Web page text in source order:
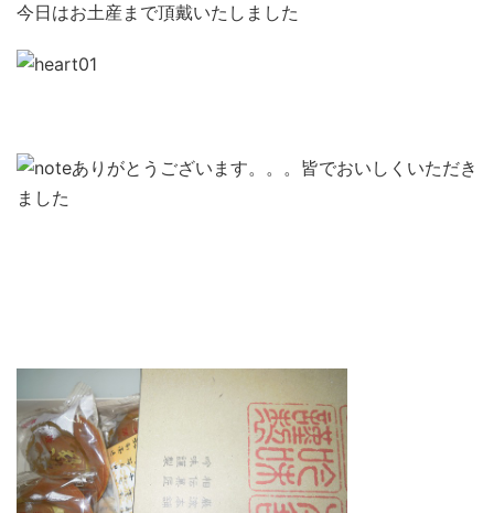
今日はお土産まで頂戴いたしました
ありがとうございます。。。皆でおいしくいただき
ました